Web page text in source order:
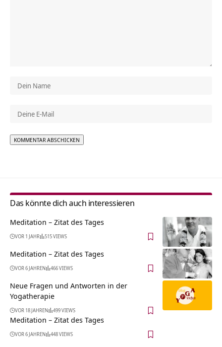
Das könnte dich auch interessieren
Meditation – Zitat des Tages
VOR 1 JAHR 515 VIEWS
Meditation – Zitat des Tages
VOR 6 JAHREN 466 VIEWS
Neue Fragen und Antworten in der
Yogatherapie
VOR 18 JAHREN 499 VIEWS
Meditation – Zitat des Tages
VOR 6 JAHREN 448 VIEWS